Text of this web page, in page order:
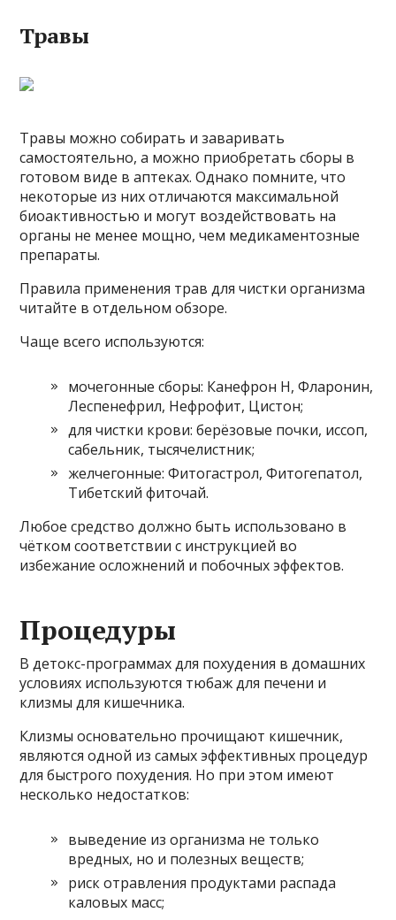
Травы
Травы можно собирать и заваривать
самостоятельно, а можно приобретать сборы в
готовом виде в аптеках. Однако помните, что
некоторые из них отличаются максимальной
биоактивностью и могут воздействовать на
органы не менее мощно, чем медикаментозные
препараты.
Правила применения трав для чистки организма
читайте в отдельном обзоре.
Чаще всего используются:
мочегонные сборы: Канефрон Н, Фларонин,
Леспенефрил, Нефрофит, Цистон;
для чистки крови: берёзовые почки, иссоп,
сабельник, тысячелистник;
желчегонные: Фитогастрол, Фитогепатол,
Тибетский фиточай.
Любое средство должно быть использовано в
чётком соответствии с инструкцией во
избежание осложнений и побочных эффектов.
Процедуры
В детокс-программах для похудения в домашних
условиях используются тюбаж для печени и
клизмы для кишечника.
Клизмы основательно прочищают кишечник,
являются одной из самых эффективных процедур
для быстрого похудения. Но при этом имеют
несколько недостатков:
выведение из организма не только
вредных, но и полезных веществ;
риск отравления продуктами распада
каловых масс;